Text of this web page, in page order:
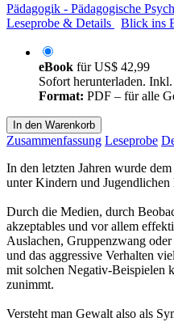
Pädagogik - Pädagogische
Leseprobe & Details
Blick ins
eBook fürUS$ 42,99
Sofort herunterladen.
Format: PDF – für alle
In den Warenkorb
Zusammenfassung Leseprobe
In den letzten Jahren wurde
unter Kindern und
Durch die Medien, durch
akzeptables und vor allem
Auslachen, Gruppenzwang
und das aggressive Verhalten
mit solchen Negativ-Beispielen
zunimmt.
Versteht man Gewalt also als